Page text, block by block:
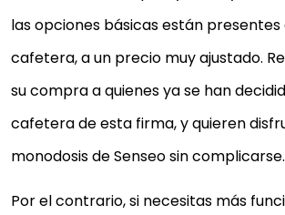
las opciones básicas están
cafetera, a un precio muy ajustado.
su compra a quienes ya se han
cafetera de esta firma, y quieren
monodosis de Senseo sin complicarse.
Por el contrario, si necesitas más